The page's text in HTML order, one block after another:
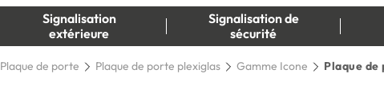
Signalisation
extérieure
Signalisation de
sécurité
Plaque de porte Plaque de porte plexiglas Gamme Icone Plaque de